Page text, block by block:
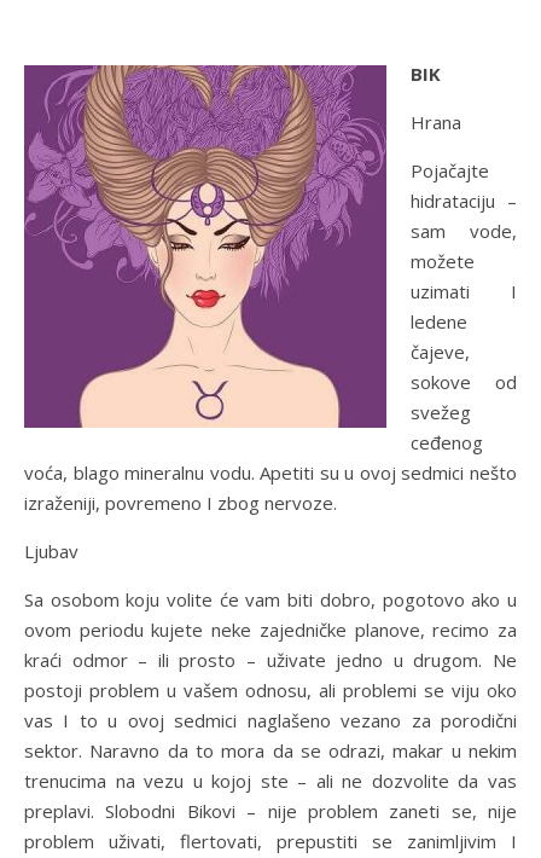
BIK
Hrana
Pojačajte
hidrataciju –
sam vode,
možete
uzimati I
ledene
čajeve,
sokove od
svežeg
ceđenog
voća, blago mineralnu vodu. Apetiti su u ovoj sedmici nešto
izraženiji, povremeno I zbog nervoze.
Ljubav
Sa osobom koju volite će vam biti dobro, pogotovo ako u
ovom periodu kujete neke zajedničke planove, recimo za
kraći odmor – ili prosto – uživate jedno u drugom. Ne
postoji problem u vašem odnosu, ali problemi se viju oko
vas I to u ovoj sedmici naglašeno vezano za porodični
sektor. Naravno da to mora da se odrazi, makar u nekim
trenucima na vezu u kojoj ste – ali ne dozvolite da vas
preplavi. Slobodni Bikovi – nije problem zaneti se, nije
problem uživati, flertovati, prepustiti se zanimljivim I